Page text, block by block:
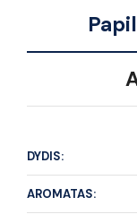
DYDIS:
AROMATAS: